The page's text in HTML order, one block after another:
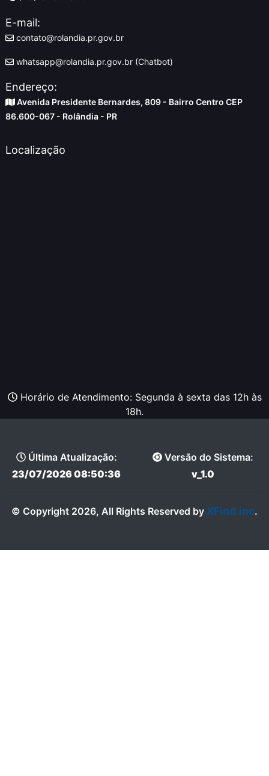
E-mail:
contato@rolandia.pr.gov.br
whatsapp@rolandia.pr.gov.br (Chatbot)
Endereço:
Avenida Presidente Bernardes, 809 - Bairro Centro CEP
86.600-067 - Rolândia - PR
Localização
Horário de Atendimento: Segunda à sexta das 12h às
18h.
Última Atualização:
23/07/2026 08:50:36
Versão do Sistema:
v_1.0
© Copyright 2026, All Rights Reserved by XFind.inc.